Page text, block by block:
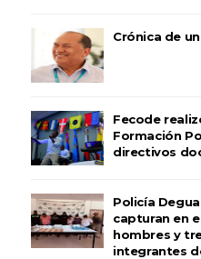
Crónica de
Fecode
Formación
directivos
Policía
capturan en
hombres y
integrantes